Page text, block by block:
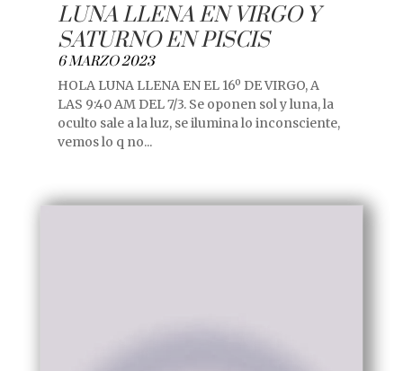
LUNA LLENA EN VIRGO Y
SATURNO EN PISCIS
6 MARZO 2023
HOLA LUNA LLENA EN EL 16º DE VIRGO, A
LAS 9:40 AM DEL 7/3. Se oponen sol y luna, la
oculto sale a la luz, se ilumina lo inconsciente,
vemos lo q no...